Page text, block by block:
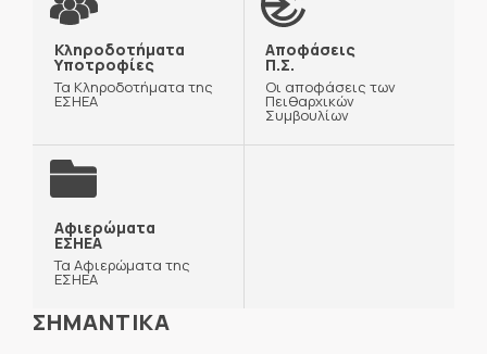
Κληροδοτήματα
Υποτροφίες
Τα Κληροδοτήματα της
ΕΣΗΕΑ
Αποφάσεις
Π.Σ.
Οι αποφάσεις των
Πειθαρχικών
Συμβουλίων
Αφιερώματα
ΕΣΗΕΑ
Τα Αφιερώματα της
ΕΣΗΕΑ
ΣΗΜΑΝΤΙΚΑ